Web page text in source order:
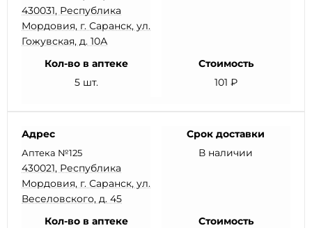
430031, Республика
Мордовия, г. Саранск, ул.
Гожувская, д. 10А
Кол-во в аптеке
5 шт.
Стоимость
101 ₽
Адрес
Аптека №125
430021, Республика
Мордовия, г. Саранск, ул.
Веселовского, д. 45
Срок доставки
В наличии
Кол-во в аптеке
Стоимость